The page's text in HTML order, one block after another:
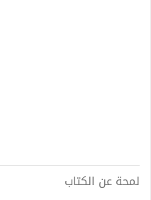
لمحة عن الكتاب